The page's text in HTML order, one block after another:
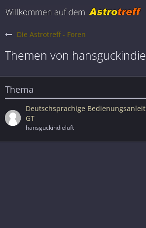
Die Astrotreff - Foren
Themen von
Thema
Deutschsprachige
GT
hansguckindieluft